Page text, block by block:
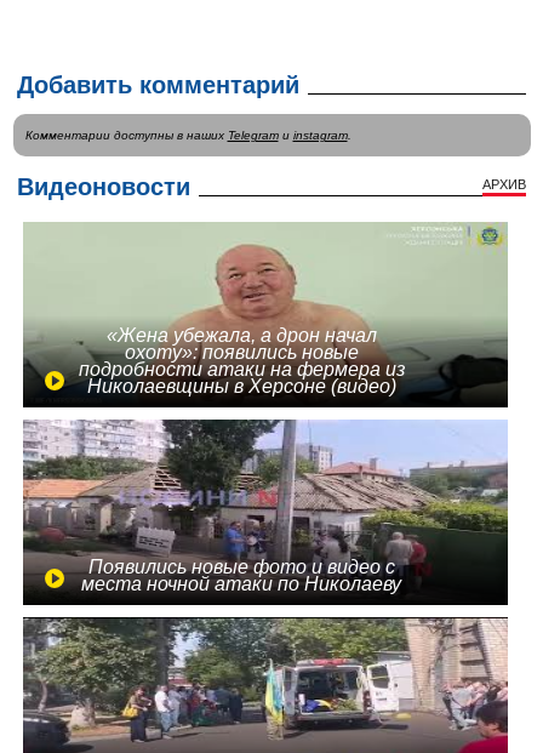
Добавить комментарий
Комментарии доступны в наших Telegramи instagram.
Видеоновости АРХИВ
«Жена убежала, а дрон начал
охоту»: появились новые
подробности атаки на фермера из
Николаевщины в Херсоне (видео)
Появились новые фото и видео с
места ночной атаки по Николаеву